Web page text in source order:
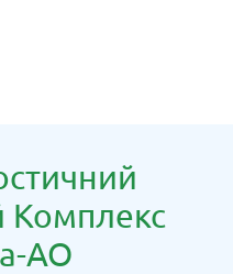
Комплекс
АО